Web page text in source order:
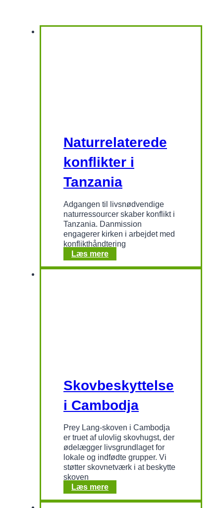
Naturrelaterede
konflikter i
Tanzania
Adgangen til livsnødvendige
naturressourcer skaber konflikt i
Tanzania. Danmission
engagerer kirken i arbejdet med
konflikthåndtering
Læs mereNaturrelaterede
konflikter
Skovbeskyttelse
i Cambodja
Prey Lang-skoven i Cambodja
er truet af ulovlig skovhugst, der
ødelægger livsgrundlaget for
lokale og indfødte grupper. Vi
støtter skovnetværk i at beskytte
skoven
Læs mereSkovbeskyttelse
i